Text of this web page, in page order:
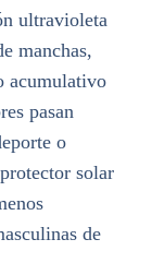
ultravioleta
manchas,
acumulativo
pasan
o
solar
de